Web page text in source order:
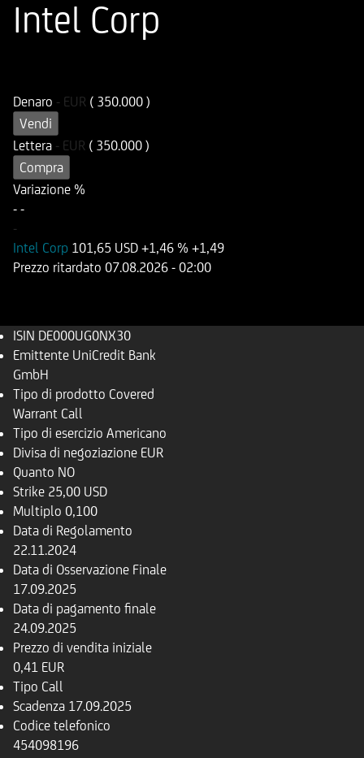
Intel Corp
Denaro - EUR ( 350.000 )
Vendi
Lettera - EUR ( 350.000 )
Compra
Variazione %
- -
-
Intel Corp 101,65 USD +1,46 % +1,49
Prezzo ritardato 07.08.2026 - 02:00
ISIN DE000UG0NX30
Emittente UniCredit Bank
GmbH
Tipo di prodotto Covered
Warrant Call
Tipo di esercizio Americano
Divisa di negoziazione EUR
Quanto NO
Strike 25,00 USD
Multiplo 0,100
Data di Regolamento
22.11.2024
Data di Osservazione Finale
17.09.2025
Data di pagamento finale
24.09.2025
Prezzo di vendita iniziale
0,41 EUR
Tipo Call
Scadenza 17.09.2025
Codice telefonico
454098196